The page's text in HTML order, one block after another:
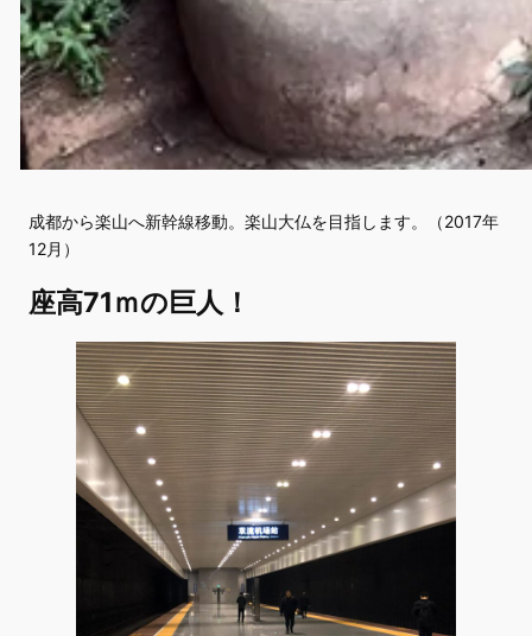
成都から楽山へ新幹線移動。楽山大仏を目指します。（2017年
12月）
座高71ｍの巨人！